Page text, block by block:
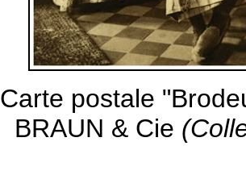
Carte postale
BRAUN & Cie